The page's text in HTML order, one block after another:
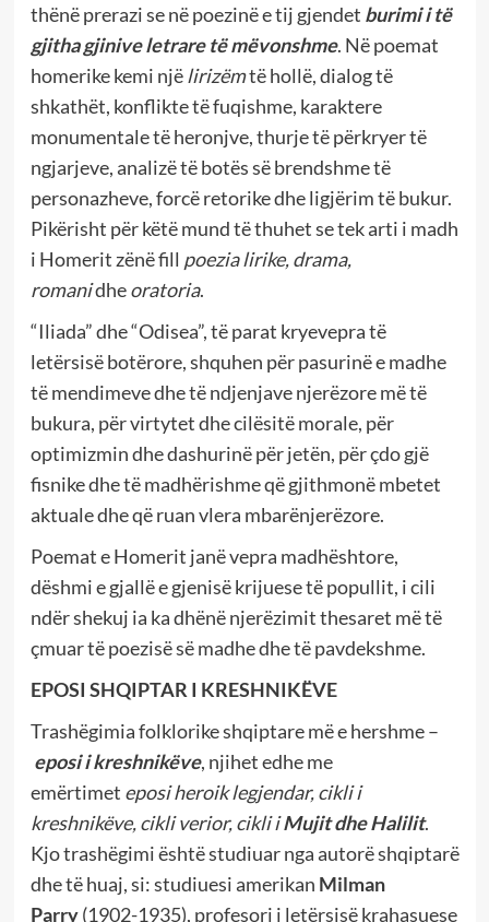
thënë prerazi se në poezinë e tij gjendet burimi i të
gjitha gjinive letrare të mëvonshme. Në poemat
homerike kemi një lirizëmtë hollë, dialog të
shkathët, konflikte të fuqishme, karaktere
monumentale të heronjve, thurje të përkryer të
ngjarjeve, analizë të botës së brendshme të
personazheve, forcë retorike dhe ligjërim të bukur.
Pikërisht për këtë mund të thuhet se tek arti i madh
i Homerit zënë fill poezia lirike, drama,
romanidhe oratoria.
“Iliada” dhe “Odisea”, të parat kryevepra të
letërsisë botërore, shquhen për pasurinë e madhe
të mendimeve dhe të ndjenjave njerëzore më të
bukura, për virtytet dhe cilësitë morale, për
optimizmin dhe dashurinë për jetën, për çdo gjë
fisnike dhe të madhërishme që gjithmonë mbetet
aktuale dhe që ruan vlera mbarënjerëzore.
Poemat e Homerit janë vepra madhështore,
dëshmi e gjallë e gjenisë krijuese të popullit, i cili
ndër shekuj ia ka dhënë njerëzimit thesaret më të
çmuar të poezisë së madhe dhe të pavdekshme.
EPOSI SHQIPTAR I KRESHNIKËVE
Trashëgimia folklorike shqiptare më e hershme –
eposi i kreshnikëve, njihet edhe me
emërtimet eposi heroik legjendar, cikli i
kreshnikëve, cikli verior, cikli i Mujit dhe Halilit.
Kjo trashëgimi është studiuar nga autorë shqiptarë
dhe të huaj, si: studiuesi amerikan Milman
Parry (1902-1935), profesori i letërsisë krahasuese